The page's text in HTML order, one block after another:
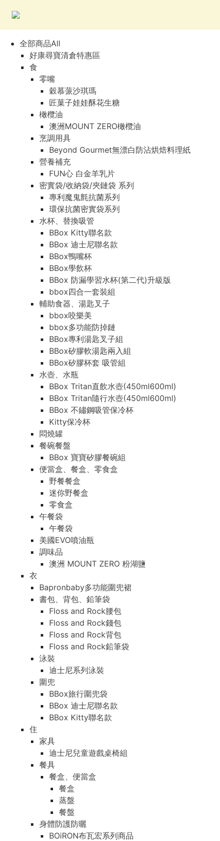
全部商品All
好康尋寶清倉特惠區
食
零嘴
穀慕蒎沙琪瑪
匠菓子娃娃酥花生糖
橄欖油
澳洲MOUNT ZERO橄欖油
烹調用具
Beyond Gourmet無漂白防沾烘焙料理紙
營養補充
FUN心 白金羊乳片
密實袋/收納袋/夾鏈袋 系列
專利魔鬼氈抗菌系列
環保抗菌密實袋系列
水杯、替換吸管
BBox Kitty聯名款
BBox 迪士尼聯名款
BBox鴨嘴杯
BBox學飲杯
BBox 防漏學習水杯(第二代)升級版
bbox四合一套裝組
輔助食器、湯匙叉子
bbox咬樂美
bbox多功能防掉鏈
BBox專利湯匙叉子組
BBox矽膠軟湯匙兩入組
BBox矽膠杯套 吸管組
水壺、水瓶
BBox Tritan直飲水壺(450ml600ml)
BBox Tritan隨行水壺(450ml600ml)
BBox 不鏽鋼吸管保冷杯
Kitty保冷杯
悶燒罐
餐碗餐盤
BBox 寶寶矽膠餐碗組
便當盒、餐盒、零食盒
野餐餐盒
迷你野餐盒
零食盒
午餐袋
午餐袋
美國EVO噴油瓶
調味品
澳洲 MOUNT ZERO 粉湖鹽
衣
Bapronbaby多功能圍兜裙
書包、背包、鉛筆袋
Floss and Rock腰包
Floss and Rock錢包
Floss and Rock背包
Floss and Rock鉛筆袋
泳裝
迪士尼系列泳裝
圍兜
BBox旅行圍兜袋
BBox 迪士尼聯名款
BBox Kitty聯名款
住
家具
迪士尼兒童遊戲桌椅組
餐具
餐盒、便當盒
餐盒
蒸盤
餐盤
身體防護防曬
BOiRON布瓦宏系列商品